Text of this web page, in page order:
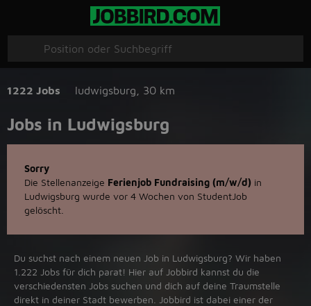
1222 Jobs ludwigsburg 30 km
Jobs in Ludwigsburg
Sorry
Die Stellenanzeige Ferienjob Fundraising (m/w/d) in
Ludwigsburg wurde vor 4 Wochen von StudentJob
gelöscht.
Du suchst nach einem neuen Job in Ludwigsburg? Wir haben
1.222 Jobs für dich parat! Hier auf Jobbird kannst du die
verschiedensten Jobs suchen und dich auf deine Traumstelle
direkt in deiner Stadt bewerben. Jobbird ist dabei einer der